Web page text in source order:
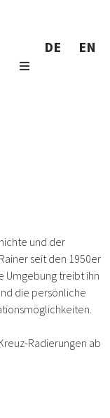
DE EN
und der
seit den 1950er
Umgebung treibt ihn
die persönliche
Radierungen ab